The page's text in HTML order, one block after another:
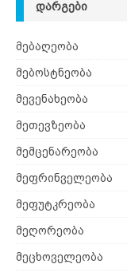
ᲓᲐᲠᲒᲔᲑᲘ
მებაღეობა
მებოსტნეობა
მევენახეობა
მეთევზეობა
მემცენარეობა
მეფრინველეობა
მეფუტკრეობა
მეღორეობა
მეცხოველეობა